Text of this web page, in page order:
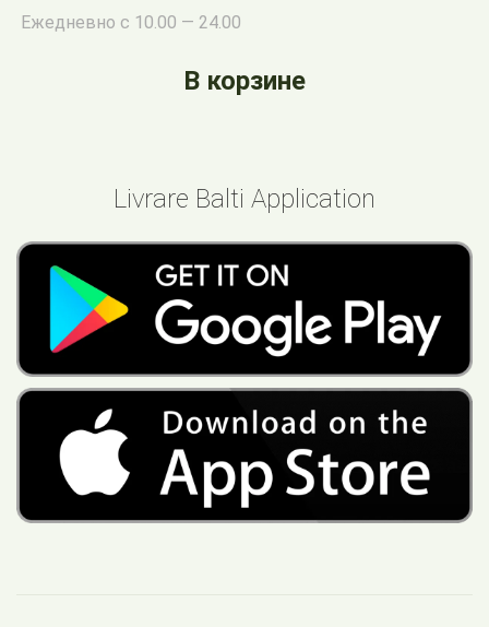
Ежедневно с 10.00 — 24.00
В корзине
Livrare Balti Application